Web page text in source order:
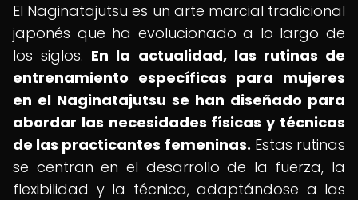
El Naginatajutsu es un arte marcial tradicional
japonés que ha evolucionado a lo largo de
los siglos. En la actualidad, las rutinas de
entrenamiento específicas para mujeres
en el Naginatajutsu se han diseñado para
abordar las necesidades físicas y técnicas
de las practicantes femeninas. Estas rutinas
se centran en el desarrollo de la fuerza, la
flexibilidad y la técnica, adaptándose a las